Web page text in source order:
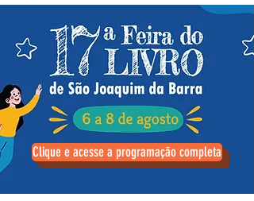
Clique e acesse a programação completa